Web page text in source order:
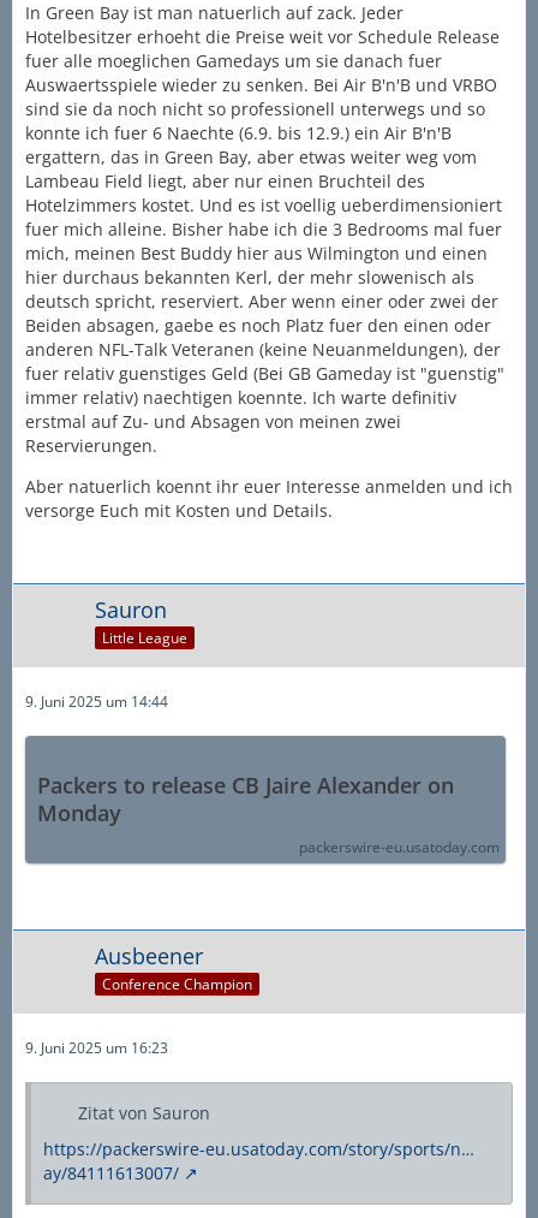
In Green Bay ist man natuerlich auf zack. Jeder
Hotelbesitzer erhoeht die Preise weit vor Schedule Release
fuer alle moeglichen Gamedays um sie danach fuer
Auswaertsspiele wieder zu senken. Bei Air B'n'B und VRBO
sind sie da noch nicht so professionell unterwegs und so
konnte ich fuer 6 Naechte (6.9. bis 12.9.) ein Air B'n'B
ergattern, das in Green Bay, aber etwas weiter weg vom
Lambeau Field liegt, aber nur einen Bruchteil des
Hotelzimmers kostet. Und es ist voellig ueberdimensioniert
fuer mich alleine. Bisher habe ich die 3 Bedrooms mal fuer
mich, meinen Best Buddy hier aus Wilmington und einen
hier durchaus bekannten Kerl, der mehr slowenisch als
deutsch spricht, reserviert. Aber wenn einer oder zwei der
Beiden absagen, gaebe es noch Platz fuer den einen oder
anderen NFL-Talk Veteranen (keine Neuanmeldungen), der
fuer relativ guenstiges Geld (Bei GB Gameday ist "guenstig"
immer relativ) naechtigen koennte. Ich warte definitiv
erstmal auf Zu- und Absagen von meinen zwei
Reservierungen.
Aber natuerlich koennt ihr euer Interesse anmelden und ich
versorge Euch mit Kosten und Details.
Sauron
Little League
9. Juni 2025 um 14:44
Packers to release CB Jaire Alexander on
Monday
packerswire-eu.usatoday.com
Ausbeener
Conference Champion
9. Juni 2025 um 16:23
Zitat von Sauron
https://packerswire-eu.usatoday.com/story/sports/n…
ay/84111613007/